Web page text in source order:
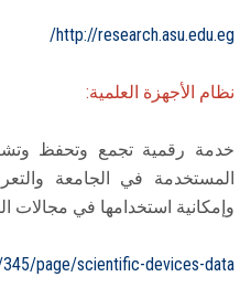
http://research.asu.edu.eg/
نظام الأجهزة العلمية:
خدمة رقمية تجمع وتحفظ
المستخدمة في الجامعة
وإمكانية استخدامها في مجالات
page/scientific-devices-data